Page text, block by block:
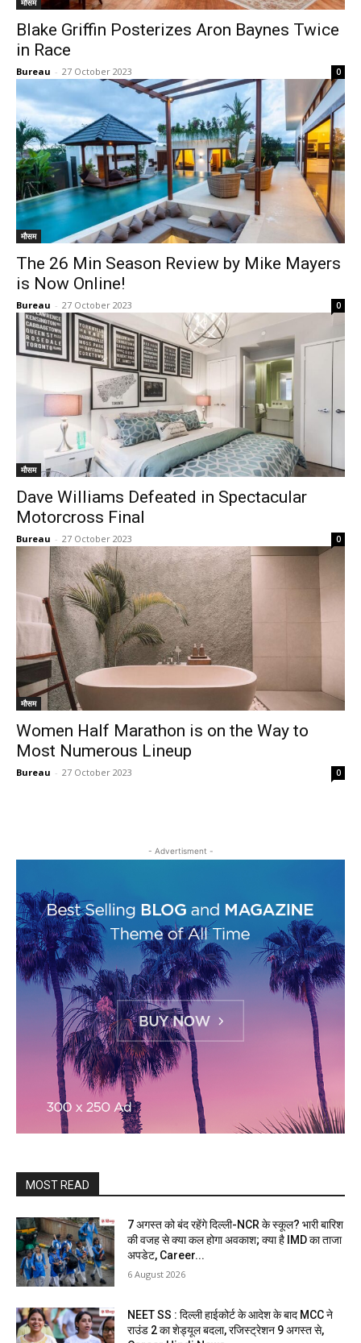
मौसम
Blake Griffin Posterizes Aron Baynes Twice
in Race
Bureau - 27 October 2023 0
मौसम
The 26 Min Season Review by Mike Mayers
is Now Online!
Bureau - 27 October 2023 0
मौसम
Dave Williams Defeated in Spectacular
Motorcross Final
Bureau - 27 October 2023 0
मौसम
Women Half Marathon is on the Way to
Most Numerous Lineup
Bureau - 27 October 2023 0
- Advertisment -
MOST READ
7 अगस्त को बंद रहेंगे दिल्ली-NCR के स्कूल? भारी बारिश
की वजह से क्या कल होगा अवकाश; क्या है IMD का ताजा
अपडेट, Career...
6 August 2026
NEET SS : दिल्ली हाईकोर्ट के आदेश के बाद MCC ने
राउंड 2 का शेड्यूल बदला, रजिस्ट्रेशन 9 अगस्त से,